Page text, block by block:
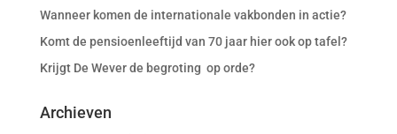
Wanneer komen de internationale vakbonden in actie?
Komt de pensioenleeftijd van 70 jaar hier ook op tafel?
Krijgt De Wever de begroting op orde?
Archieven